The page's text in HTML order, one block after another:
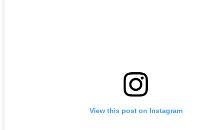
View this post on Instagram